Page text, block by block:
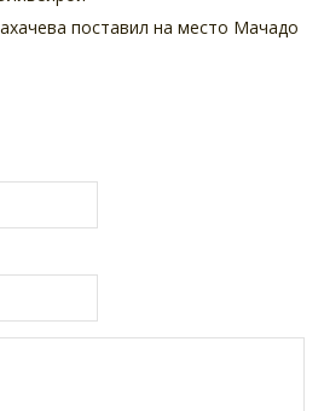
поставил на место Мачадо